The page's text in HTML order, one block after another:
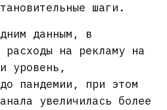
шаги.
данным, в
расходы на рекламу на
уровень,
пандемии, при этом
увеличилась более